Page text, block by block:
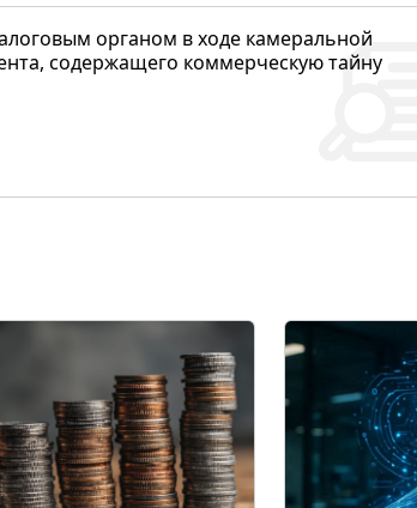
органом в ходе камеральной
содержащего коммерческую тайну